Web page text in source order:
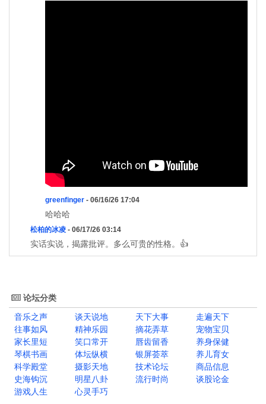
greenfinger - 06/16/26 17:04
哈哈哈
松柏的冰凌 - 06/17/26 03:14
实话实说，揭露批评。多么可贵的性格。👍
论坛分类
音乐之声
谈天说地 天下大事
走遍天下
往事如风
精神乐园 摘花弄草
宠物宝贝
家长里短
笑口常开 唇齿留香
养身保健
琴棋书画
体坛纵横 银屏荟萃
养儿育女
科学殿堂
摄影天地 技术论坛
商品信息
史海钩沉
明星八卦 流行时尚
谈股论金
游戏人生
心灵手巧